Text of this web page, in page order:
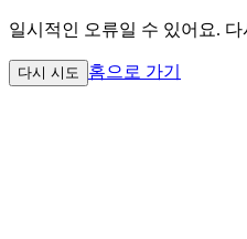
일시적인 오류일 수 있어요. 다
다시 시도 홈으로 가기